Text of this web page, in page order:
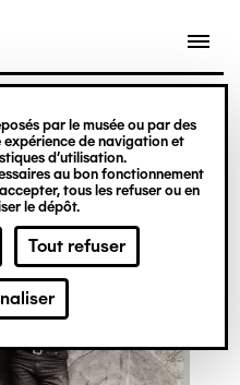
par le musée ou par des
de navigation et
d’utilisation.
au bon fonctionnement
tous les refuser ou en
le dépôt.
Tout refuser